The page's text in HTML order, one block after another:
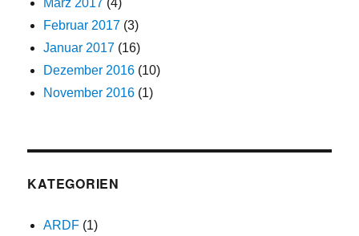
März 2017 (4)
Februar 2017 (3)
Januar 2017 (16)
Dezember 2016 (10)
November 2016 (1)
KATEGORIEN
ARDF (1)